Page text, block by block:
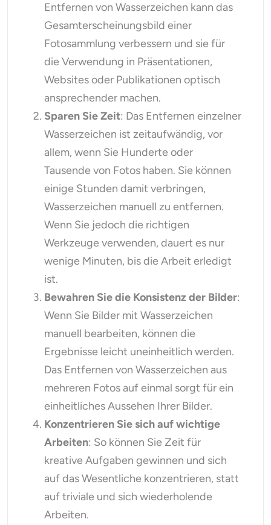
Entfernen von Wasserzeichen kann das
Gesamterscheinungsbild einer
Fotosammlung verbessern und sie für
die Verwendung in Präsentationen,
Websites oder Publikationen optisch
ansprechender machen.
Sparen Sie Zeit: Das Entfernen einzelner
Wasserzeichen ist zeitaufwändig, vor
allem, wenn Sie Hunderte oder
Tausende von Fotos haben. Sie können
einige Stunden damit verbringen,
Wasserzeichen manuell zu entfernen.
Wenn Sie jedoch die richtigen
Werkzeuge verwenden, dauert es nur
wenige Minuten, bis die Arbeit erledigt
ist.
Bewahren Sie die Konsistenz der Bilder:
Wenn Sie Bilder mit Wasserzeichen
manuell bearbeiten, können die
Ergebnisse leicht uneinheitlich werden.
Das Entfernen von Wasserzeichen aus
mehreren Fotos auf einmal sorgt für ein
einheitliches Aussehen Ihrer Bilder.
Konzentrieren Sie sich auf wichtige
Arbeiten: So können Sie Zeit für
kreative Aufgaben gewinnen und sich
auf das Wesentliche konzentrieren, statt
auf triviale und sich wiederholende
Arbeiten.